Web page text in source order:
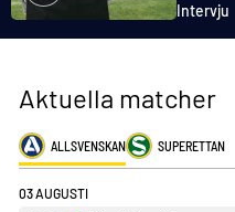
Intervju
Aktuella matcher
ALLSVENSKAN SUPERETTAN
03 AUGUSTI